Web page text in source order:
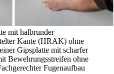
mit halbrunder
Kante (HRAK) ohne
Gipsplatte mit scharfer
Bewehrungsstreifen ohne
Fugenaufbau